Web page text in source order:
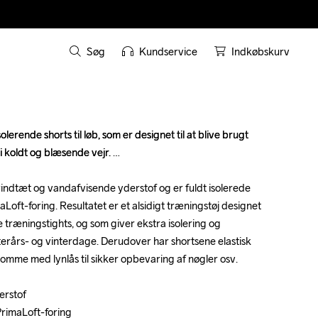
Søg Kundservice Indkøbskurv
shorts til løb, som er designet til at blive brugt
koldt og blæsende vejr.
og vandafvisende yderstof og er fuldt isolerede
foring. Resultatet er et alsidigt træningstøj designet
og som giver ekstra isolering og
og vinterdage. Derudover har shortsene elastisk
med lynlås til sikker opbevaring af nøgler osv.
foring
shorts til løb, som er designet til at blive brugt
koldt og blæsende vejr.
og vandafvisende yderstof og er fuldt isolerede
foring. Resultatet er et alsidigt træningstøj designet
og som giver ekstra isolering og
og vinterdage. Derudover har shortsene elastisk
med lynlås til sikker opbevaring af nøgler osv.
foring